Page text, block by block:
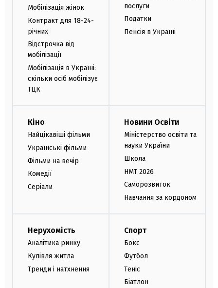
Мобілізація жінок
Контракт для 18-24-
річних
Відстрочка від
мобілізації
Мобілізація в Україні:
скільки осіб мобілізує
ТЦК
послуги
Податки
Пенсія в Україні
Кіно
Найцікавіші фільми
Українські фільми
Фільми на вечір
Комедії
Серіали
Новини Освіти
Міністерство освіти та
науки України
Школа
НМТ 2026
Саморозвиток
Навчання за кордоном
Нерухомість
Аналітика ринку
Купівля житла
Тренди і натхнення
Спорт
Бокс
Футбол
Теніс
Біатлон